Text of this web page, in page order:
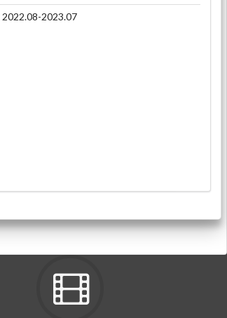
2022.08-2023.07